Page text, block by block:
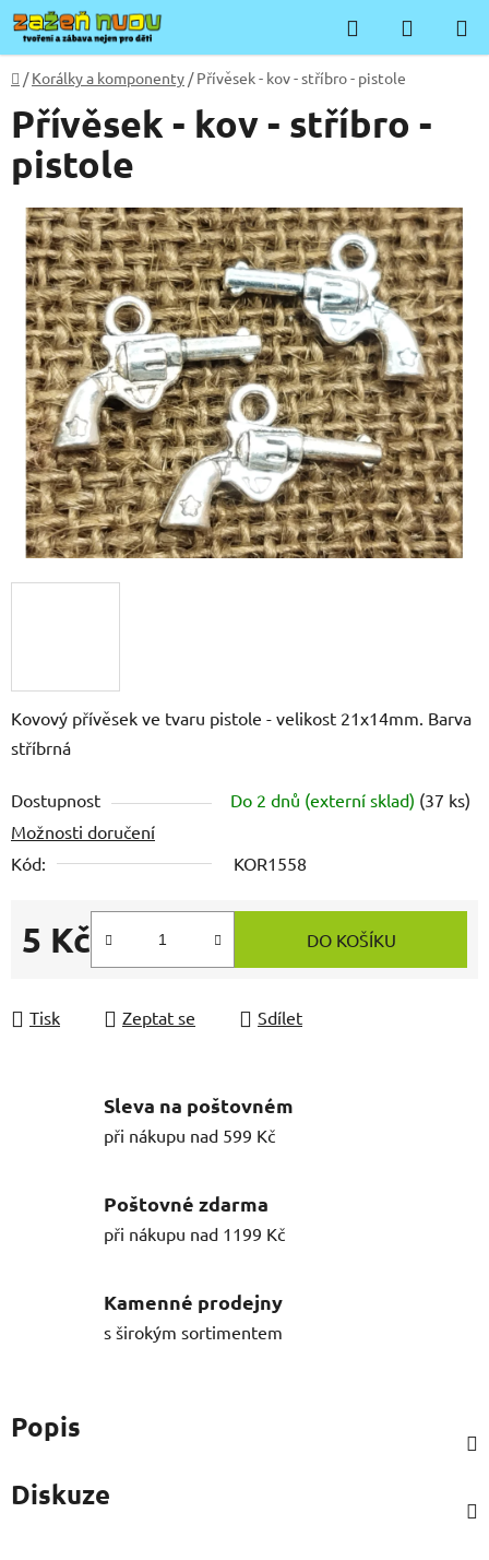
Přejít
na
obsah
Hledat
KOŠÍK
Domů
/ Korálky a komponenty / Přívěsek - kov - stříbro - pistole
Kovový přívěsek ve tvaru pistole - velikost 21x14mm. Barva
stříbrná
Dostupnost Do 2 dnů (externí sklad) (37 ks)
Možnosti doručení
Kód:
KOR1558
5 Kč
Měrná cena:
DO KOŠÍKU
Tisk Zeptat se Sdílet
Přívěsek - kov - stříbro -
pistole
Sleva na poštovném
při nákupu nad 599 Kč
Poštovné zdarma
při nákupu nad 1199 Kč
Kamenné prodejny
s širokým sortimentem
Popis
Diskuze